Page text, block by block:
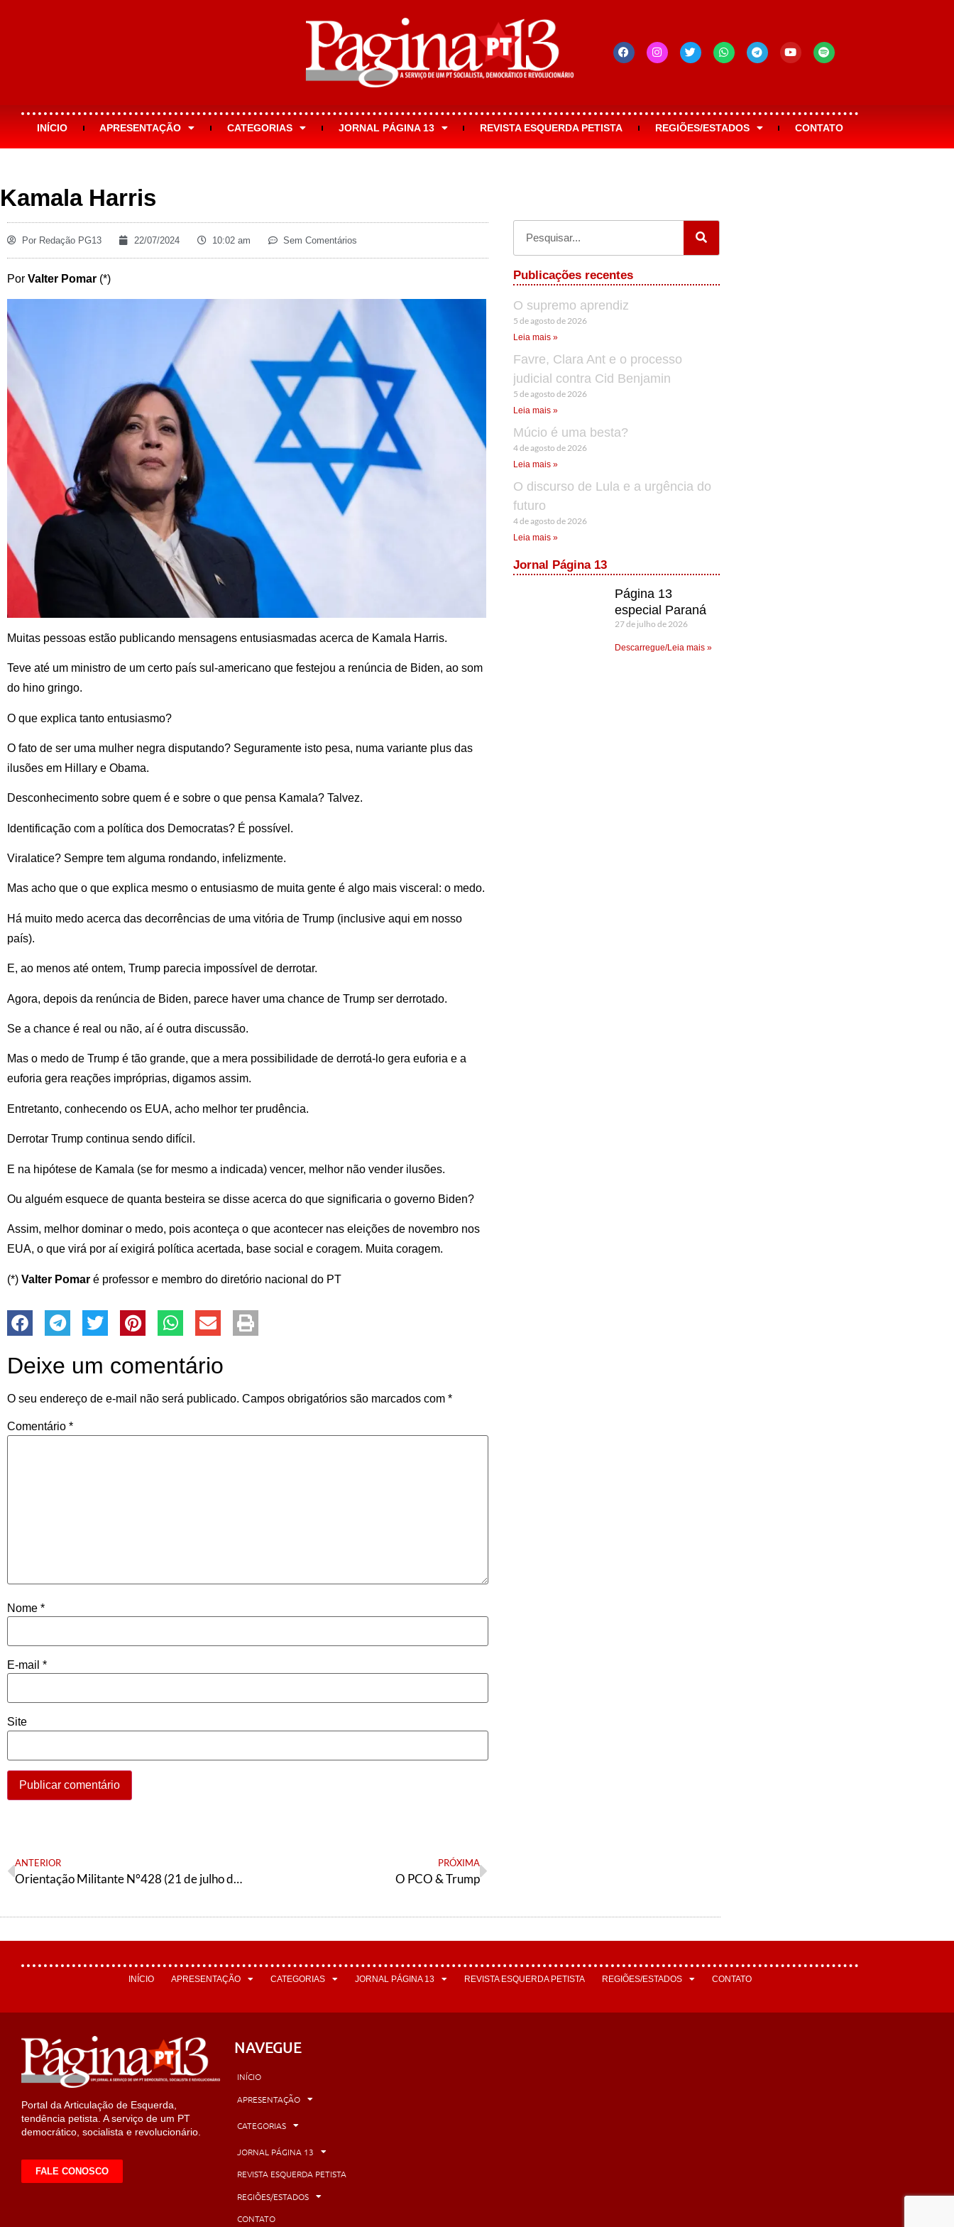
INÍCIO APRESENTAÇÃO CATEGORIAS JORNAL PÁGINA 13 REVISTA ESQUERDA PETISTA REGIÕES/ESTADOS CONTATO
Kamala Harris
Por Redação PG13 22/07/2024 10:02 am Sem Comentários
Por Valter Pomar (*)
Muitas pessoas estão publicando mensagens entusiasmadas acerca de Kamala Harris.
Teve até um ministro de um certo país sul-americano que festejou a renúncia de Biden, ao som
do hino gringo.
O que explica tanto entusiasmo?
O fato de ser uma mulher negra disputando? Seguramente isto pesa, numa variante plus das
ilusões em Hillary e Obama.
Desconhecimento sobre quem é e sobre o que pensa Kamala? Talvez.
Identificação com a política dos Democratas? É possível.
Viralatice? Sempre tem alguma rondando, infelizmente.
Mas acho que o que explica mesmo o entusiasmo de muita gente é algo mais visceral: o medo.
Há muito medo acerca das decorrências de uma vitória de Trump (inclusive aqui em nosso
país).
E, ao menos até ontem, Trump parecia impossível de derrotar.
Agora, depois da renúncia de Biden, parece haver uma chance de Trump ser derrotado.
Se a chance é real ou não, aí é outra discussão.
Mas o medo de Trump é tão grande, que a mera possibilidade de derrotá-lo gera euforia e a
euforia gera reações impróprias, digamos assim.
Entretanto, conhecendo os EUA, acho melhor ter prudência.
Derrotar Trump continua sendo difícil.
E na hipótese de Kamala (se for mesmo a indicada) vencer, melhor não vender ilusões.
Ou alguém esquece de quanta besteira se disse acerca do que significaria o governo Biden?
Assim, melhor dominar o medo, pois aconteça o que acontecer nas eleições de novembro nos
EUA, o que virá por aí exigirá política acertada, base social e coragem. Muita coragem.
(*) Valter Pomar é professor e membro do diretório nacional do PT
Deixe um comentário
O seu endereço de e-mail não será publicado. Campos obrigatórios são marcados com *
Comentário *
Nome *
E-mail *
Site
ANTERIOR
Orientação Militante N°428 (21 de julho de 2024)
PRÓXIMA
O PCO & Trump
Publicações recentes
O supremo aprendiz
5 de agosto de 2026
Leia mais »
Favre, Clara Ant e o processo
judicial contra Cid Benjamin
5 de agosto de 2026
Leia mais »
Múcio é uma besta?
4 de agosto de 2026
Leia mais »
O discurso de Lula e a urgência do
futuro
4 de agosto de 2026
Leia mais »
Jornal Página 13
Página 13
especial Paraná
27 de julho de 2026
Descarregue/Leia mais »
INÍCIO APRESENTAÇÃO CATEGORIAS JORNAL PÁGINA 13 REVISTA ESQUERDA PETISTA REGIÕES/ESTADOS CONTATO
Portal da Articulação de Esquerda,
tendência petista. A serviço de um PT
democrático, socialista e revolucionário.
FALE CONOSCO
NAVEGUE
INÍCIO
APRESENTAÇÃO
CATEGORIAS
JORNAL PÁGINA 13
REVISTA ESQUERDA PETISTA
REGIÕES/ESTADOS
CONTATO